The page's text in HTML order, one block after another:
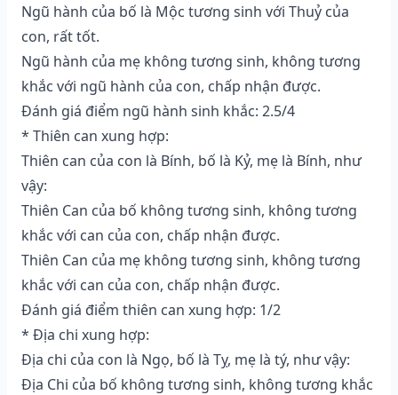
Ngũ hành của bố là Mộc tương sinh với Thuỷ của
con, rất tốt.
Ngũ hành của mẹ không tương sinh, không tương
khắc với ngũ hành của con, chấp nhận được.
Đánh giá điểm ngũ hành sinh khắc: 2.5/4
* Thiên can xung hợp:
Thiên can của con là Bính, bố là Kỷ, mẹ là Bính, như
vậy:
Thiên Can của bố không tương sinh, không tương
khắc với can của con, chấp nhận được.
Thiên Can của mẹ không tương sinh, không tương
khắc với can của con, chấp nhận được.
Đánh giá điểm thiên can xung hợp: 1/2
* Địa chi xung hợp:
Địa chi của con là Ngọ, bố là Tỵ, mẹ là tý, như vậy:
Địa Chi của bố không tương sinh, không tương khắc